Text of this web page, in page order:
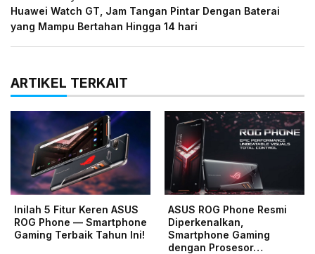
Huawei Watch GT, Jam Tangan Pintar Dengan Baterai
yang Mampu Bertahan Hingga 14 hari
ARTIKEL TERKAIT
Inilah 5 Fitur Keren ASUS
ROG Phone — Smartphone
Gaming Terbaik Tahun Ini!
ASUS ROG Phone Resmi
Diperkenalkan,
Smartphone Gaming
dengan Prosesor…